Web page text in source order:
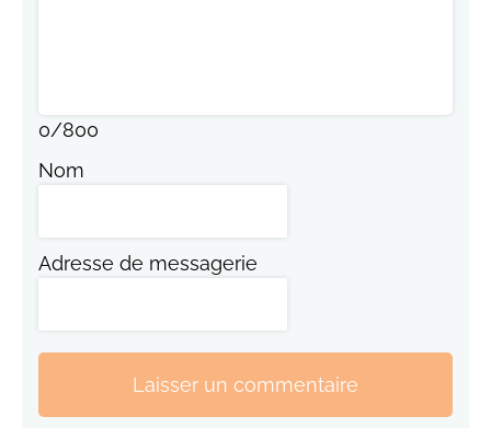
0/800
Nom
Adresse de messagerie
Laisser un commentaire